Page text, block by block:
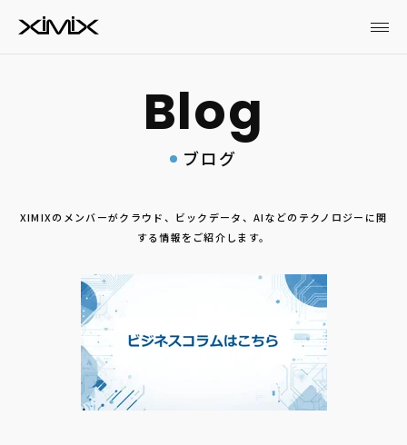
ブログ
XIMIXのメンバーがクラウド、ビックデータ、AIなどのテクノロジーに関
する情報をご紹介します。